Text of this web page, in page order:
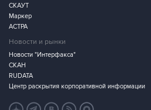
СКАУТ
Маркер
АСТРА
Новости и рынки
Новости "Интерфакса"
СКАН
RUDATA
Центр раскрытия корпоративной информации